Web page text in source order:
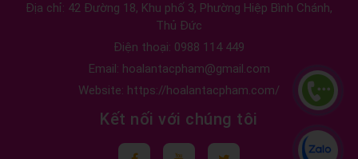
Địa chỉ: 42 Đường 18, Khu phố 3, Phường Hiệp Bình Chánh,
Thủ Đức
Điện thoại: 0988 114 449
Email: hoalantacpham@gmail.com
Website: https://hoalantacpham.com/
Kết nối với chúng tôi